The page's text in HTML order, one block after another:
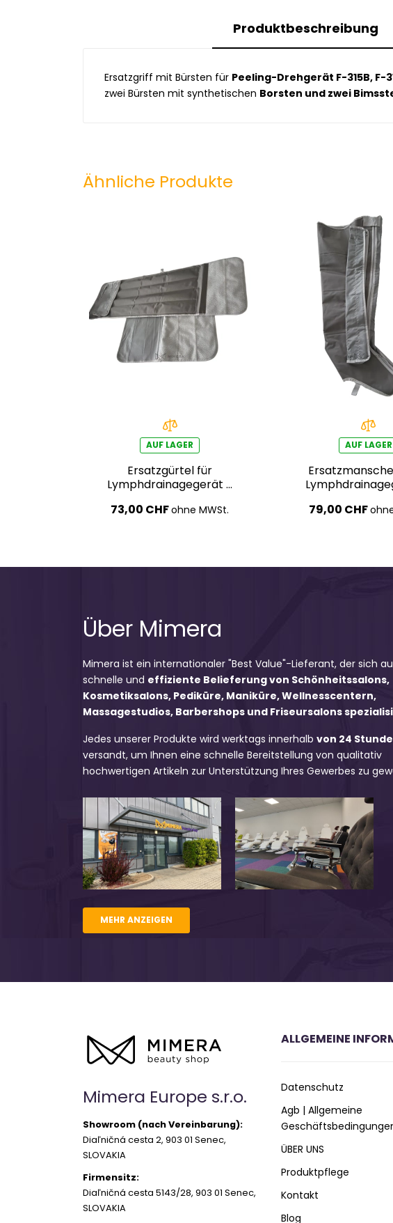
Produktbeschreibung
Ersatzgriff mit Bürsten für Peeling-Drehgerät F-315B, F-
zwei Bürsten mit synthetischen Borsten und zwei
Ähnliche Produkte
AUF LAGER
Ersatzgürtel für
Lymphdrainagegerät –
73,00 CHFohne MWSt.
AUF LAGER
79,00 CHF
Über Mimera
Mimera ist ein internationaler "Best Value"-Lieferant, der sich
schnelle und effiziente Belieferung von Schönheitssalons,
Kosmetiksalons, Pediküre, Maniküre, Wellnesscentern,
Massagestudios, Barbershops und Friseursalons
Jedes unserer Produkte wird werktags innerhalbvon 24
versandt, um Ihnen eine schnelle Bereitstellung von qualitativ
hochwertigen Artikeln zur Unterstützung Ihres Gewerbes zu
MEHR ANZEIGEN
Mimera Europe s.r.o.
Showroom (nach Vereinbarung):
Diaľničná cesta 2, 903 01 Senec,
SLOVAKIA
Firmensitz:
Diaľničná cesta 5143/28, 903 01 Senec,
SLOVAKIA
ALLGEMEINE
Datenschutz
Agb | Allgemeine
ÜBER UNS
Produktpflege
Kontakt
Blog